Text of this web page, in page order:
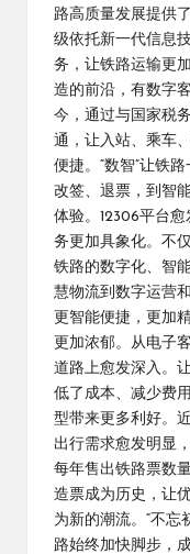
路高质量发展提供
级依托新一代信息
务，让铁路运输更
造的前沿，有数字
今，通过与国家税
通，让入站、乘车
便捷。“数智”让铁
改签、退票，到智
体验。12306平台
务更加具象化。不
铁路的数字化、智
慧物流到数字运营
更智能便捷，更加
更加浓郁。从电子
道路上愈发深入。
低了成本、减少费
型带来更多利好。
出行需求愈发明显
每年售出铁路票数
造票成为历史，让
为新的潮流。“不忘
路始终加快脚步，